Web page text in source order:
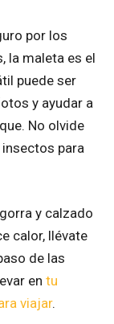
por los
la maleta es el
puede ser
y ayudar a
No olvide
para
y calzado
calor, llévate
de las
en tu
viajar.